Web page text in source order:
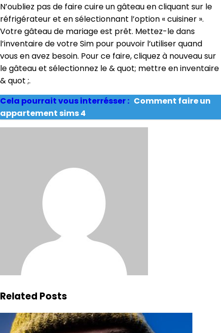
N’oubliez pas de faire cuire un gâteau en cliquant sur le
réfrigérateur et en sélectionnant l’option « cuisiner ».
Votre gâteau de mariage est prêt. Mettez-le dans
l’inventaire de votre Sim pour pouvoir l’utiliser quand
vous en avez besoin. Pour ce faire, cliquez à nouveau sur
le gâteau et sélectionnez le & quot; mettre en inventaire
& quot ;.
Cela pourrait vous interrésser : Comment faire un
appartement sims 4
Related Posts